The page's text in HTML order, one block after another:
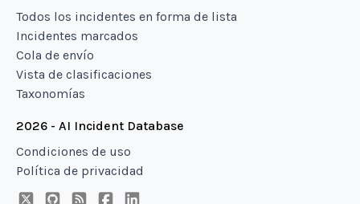
Todos los incidentes en forma de lista
Incidentes marcados
Cola de envío
Vista de clasificaciones
Taxonomías
2026 - AI Incident Database
Condiciones de uso
Política de privacidad